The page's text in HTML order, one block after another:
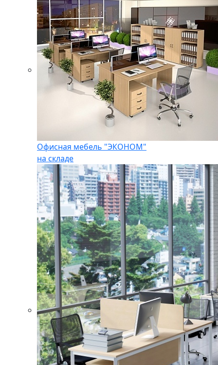
Офисная мебель "ЭКОНОМ"
на складе